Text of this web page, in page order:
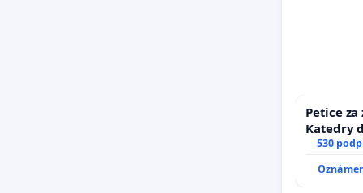
Petice
Katedry
530